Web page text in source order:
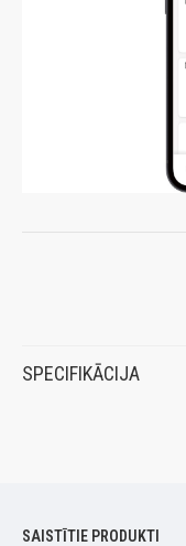
SPECIFIKĀCIJA
SAISTĪTIE PRODUKTI